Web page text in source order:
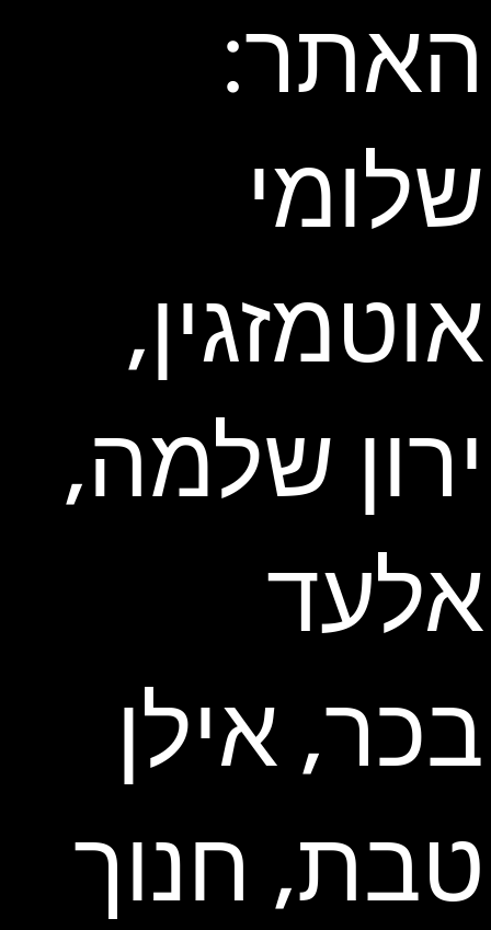
האתר:
שלומי
אוטמזגין,
ירון שלמה,
אלעד
בכר, אילן
טבת, חנוך